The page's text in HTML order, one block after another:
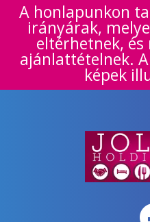
A honlapunkon
irányárak,
eltérhetnek,
ajánlattételnek.
képek